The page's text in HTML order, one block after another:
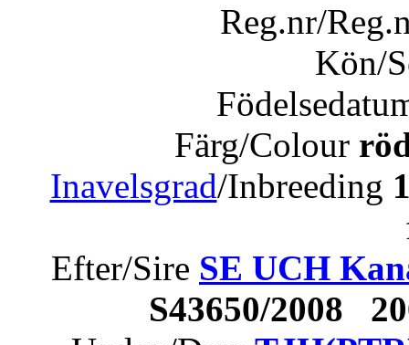
Reg.nr/
Kön/
Färg/Colour
Inavelsgrad/Inbreeding
Efter/Sire SE UCH
S43650/2008